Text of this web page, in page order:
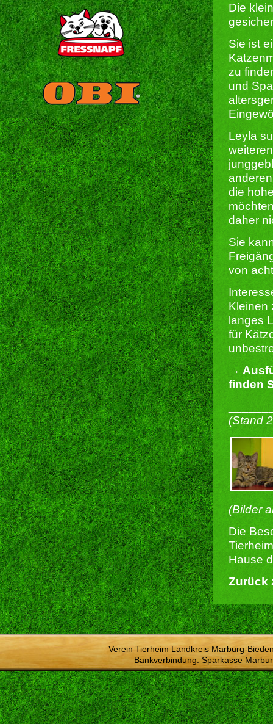
Die
Sie ist
zu
und
Leyla
die
daher
Sie
von
Kleinen
langes
für
→
finden
(Stand
(Bilder
Die
Hause
Zurück
Verein Tierheim Landkreis Marburg-
Bankverbindung: Sparkasse